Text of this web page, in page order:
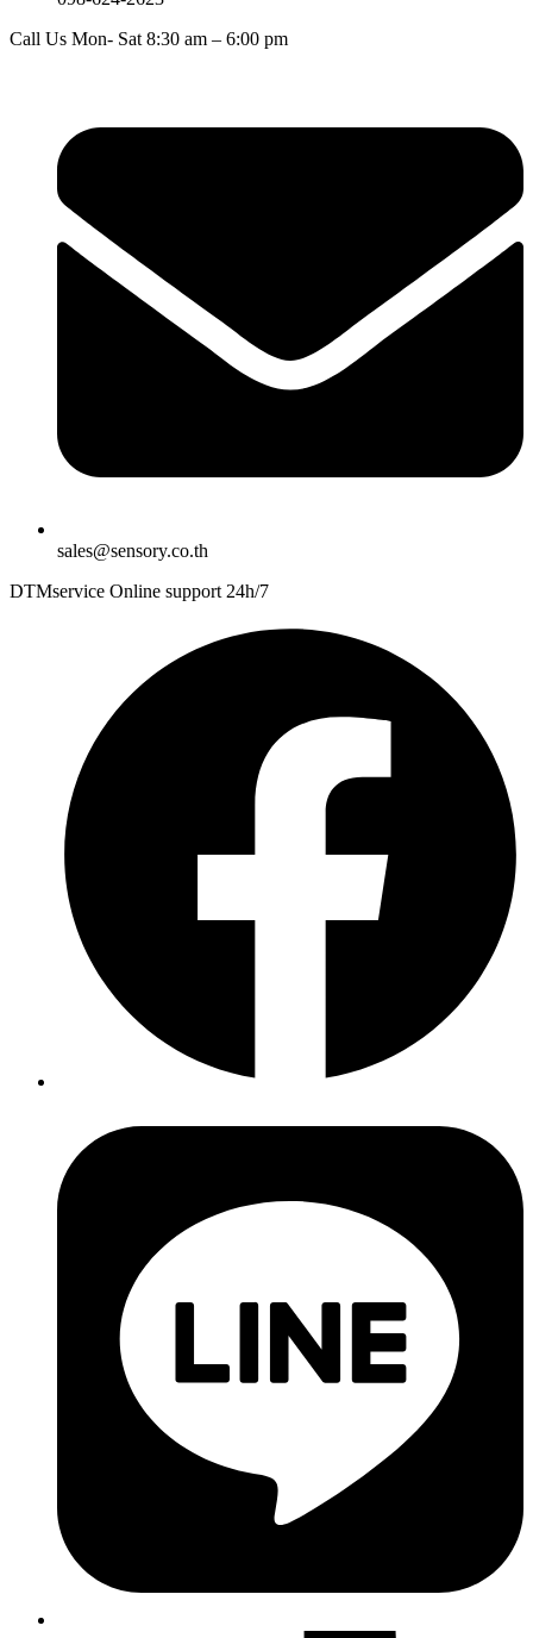
Call Us Mon- Sat 8:30 am – 6:00 pm
sales@sensory.co.th
DTMservice Online support 24h/7